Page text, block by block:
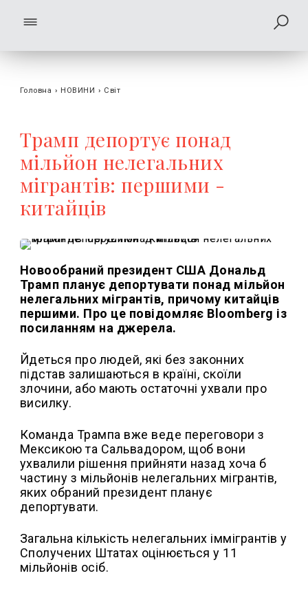
Головна › НОВИНИ › Світ
Трамп депортує понад
мільйон нелегальних
мігрантів: першими -
китайців
Новообраний президент США Дональд
Трамп планує депортувати понад мільйон
нелегальних мігрантів, причому китайців
першими. Про це повідомляє Bloomberg із
посиланням на джерела.
Йдеться про людей, які без законних
підстав залишаються в країні, скоїли
злочини, або мають остаточні ухвали про
висилку.
Команда Трампа вже веде переговори з
Мексикою та Сальвадором, щоб вони
ухвалили рішення прийняти назад хоча б
частину з мільйонів нелегальних мігрантів,
яких обраний президент планує
депортувати.
Загальна кількість нелегальних іммігрантів у
Сполучених Штатах оцінюється у 11
мільйонів осіб.